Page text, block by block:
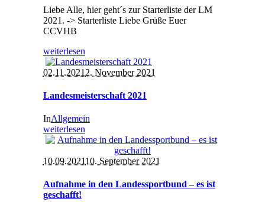
Liebe Alle, hier geht´s zur Starterliste der LM
2021. -> Starterliste Liebe Grüße Euer
CCVHB
weiterlesen
02.11.2021 2. November 2021
Landesmeisterschaft 2021
InAllgemein
weiterlesen
10.09.202110. September 2021
Aufnahme in den Landessportbund – es ist
geschafft!